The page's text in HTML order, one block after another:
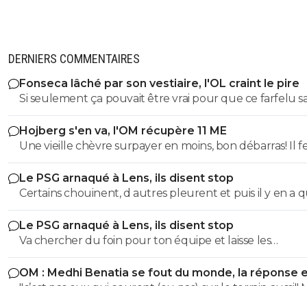
DERNIERS COMMENTAIRES
Fonseca lâché par son vestiaire, l'OL craint le pire
Si seulement ça pouvait être vrai pour que ce farfelu
froc qui sabote tous les clubs par lesquels il passe
serait une délivrance pour cet effectif qui peut
performer sans un clown pareil qui se plaît à faire
absolument tout à l'envers
Hojberg s'en va, l'OM récupère 11 ME
Une vieille chèvre surpayer en moins, bon débarras! Il
la place à 3 minots du centre Louis Dreyfus qui eux
et mouilleront le maillot !
Le PSG arnaqué à Lens, ils disent stop
Certains chouinent, d autres pleurent et puis il y en a
repartent avec une main derrière et une main
Le PSG arnaqué à Lens, ils disent stop
Va chercher du foin pour ton équipe et laisse les
commentaires aux supporters de clubs de foot
OM : Medhi Benatia se fout du monde, la réponse